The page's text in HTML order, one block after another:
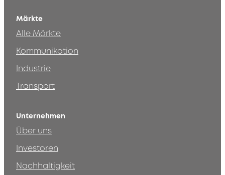
Märkte
Alle Märkte
Kommunikation
Industrie
Transport
Unternehmen
Über uns
Investoren
Nachhaltigkeit